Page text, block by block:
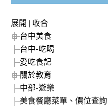
展開 | 收合
台中美食
台中-吃喝
愛吃食記
關於教育
中部-遊樂
美食餐廳菜單、價位查詢